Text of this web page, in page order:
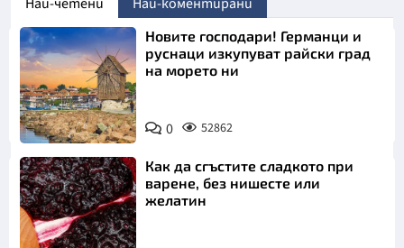
Новите господари! Германци и
руснаци изкупуват райски град
на морето ни
0 52862
Как да сгъстите сладкото при
варене, без нишесте или
желатин